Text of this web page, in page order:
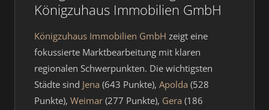
Königzuhaus Immobilien GmbH
Königzuhaus Immobilien GmbH zeigt eine
fokussierte Marktbearbeitung mit klaren
regionalen Schwerpunkten. Die wichtigsten
Städte sind Jena (643 Punkte), Apolda (528
Punkte), Weimar (277 Punkte), Gera (186